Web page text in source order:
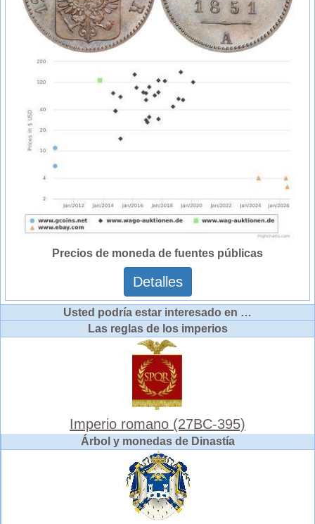
Precios de moneda de fuentes públicas
Detalles
Usted podría estar interesado en …
Las reglas de los imperios
Imperio romano (27BC-395)
Árbol y monedas de Dinastía